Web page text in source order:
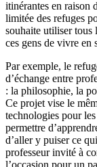
itinérantes en raison
limitée des refuges
souhaite utiliser tous
ces gens de vivre en
Par exemple, le
d’échange entre
: la philosophie, la
Ce projet vise le
technologies pour
permettre
d’aller y puiser ce
professeur invité à